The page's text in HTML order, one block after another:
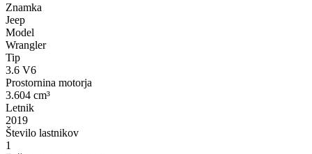
Znamka
Jeep
Model
Wrangler
Tip
3.6 V6
Prostornina motorja
3.604 cm³
Letnik
2019
Število lastnikov
1